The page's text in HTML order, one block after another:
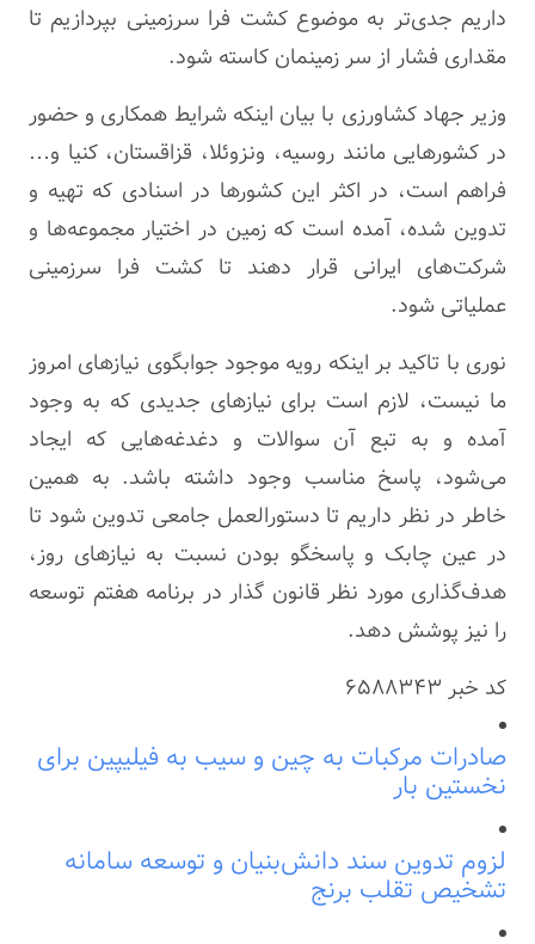
داریم جدی‌تر به موضوع کشت فرا سرزمینی بپردازیم تا
مقداری فشار از سر زمینمان کاسته شود.
وزیر جهاد کشاورزی با بیان اینکه شرایط همکاری و حضور
در کشورهایی مانند روسیه، ونزوئلا، قزاقستان، کنیا و…
فراهم است، در اکثر این کشورها در اسنادی که تهیه و
تدوین شده، آمده است که زمین در اختیار مجموعه‌ها و
شرکت‌های ایرانی قرار دهند تا کشت فرا سرزمینی
عملیاتی شود.
نوری با تاکید بر اینکه رویه موجود جوابگوی نیازهای امروز
ما نیست، لازم است برای نیازهای جدیدی که به وجود
آمده و به تبع آن سوالات و دغدغه‌هایی که ایجاد
می‌شود، پاسخ مناسب وجود داشته باشد. به همین
خاطر در نظر داریم تا دستورالعمل جامعی تدوین شود تا
در عین چابک و پاسخگو بودن نسبت به نیازهای روز،
هدف‌گذاری مورد نظر قانون گذار در برنامه هفتم توسعه
را نیز پوشش دهد.
کد خبر 6588343
صادرات مرکبات به چین و سیب به فیلیپین برای
نخستین بار
لزوم تدوین سند دانش‌بنیان و توسعه سامانه
تشخیص تقلب برنج